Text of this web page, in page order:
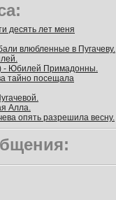
десять лет меня
влюбленные в Пугачеву.
- Юбилей Примадонны.
тайно посещала
Алла.
опять разрешила весну.